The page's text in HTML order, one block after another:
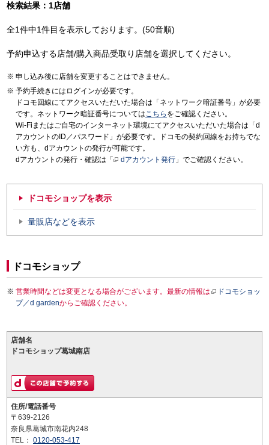
検索結果：1店舗
全1件中1件目を表示しております。(50音順)
予約申込する店舗/購入商品受取り店舗を選択してください。
申し込み後に店舗を変更することはできません。
予約手続きにはログインが必要です。
ドコモ回線にてアクセスいただいた場合は「ネットワーク暗証番号」が必要
です。ネットワーク暗証番号についてはこちら をご確認ください。
Wi-Fiまたはご自宅のインターネット環境にてアクセスいただいた場合は「d
アカウントのID／パスワード」が必要です。ドコモの契約回線をお持ちでな
い方も、dアカウントの発行が可能です。
dアカウントの発行・確認は「
dアカウント発行 」でご確認ください。
ドコモショップを表示
量販店などを表示
ドコモショップ
営業時間などは変更となる場合がございます。最新の情報は
ドコモショッ
プ／d gardenからご確認ください。
店舗名
ドコモショップ葛城南店
住所/電話番号
〒639-2126
奈良県葛城市南花内248
TEL： 0120-053-417